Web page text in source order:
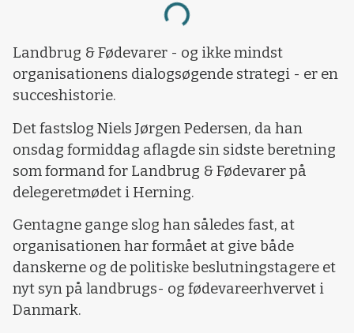
Loading...
Landbrug & Fødevarer - og ikke mindst
organisationens dialogsøgende strategi - er en
succeshistorie.
Det fastslog Niels Jørgen Pedersen, da han
onsdag formiddag aflagde sin sidste beretning
som formand for Landbrug & Fødevarer på
delegeretmødet i Herning.
Gentagne gange slog han således fast, at
organisationen har formået at give både
danskerne og de politiske beslutningstagere et
nyt syn på landbrugs- og fødevareerhvervet i
Danmark.